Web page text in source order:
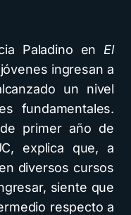
Paladino en El
ingresan a
un nivel
fundamentales.
primer año de
explica que, a
diversos cursos
siente que
respecto a